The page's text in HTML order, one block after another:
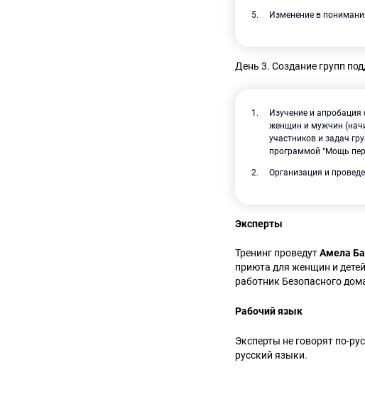
Изменение в
День 3. Создание групп
Изучение и
женщин и мужчин
участников и задач
программой “Мощь
Организация и
Эксперты
Тренинг проведутАмела
приюта для женщин и
работник Безопасного
Рабочий язык
Эксперты не говорят по-
русский языки.